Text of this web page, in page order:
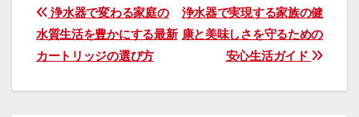
投
稿
ナ
浄水器で実現する家族の健
康と美味しさを守るための
安心生活ガイド
浄水器で変わる家庭の
水質生活を豊かにする最新
カートリッジの選び方